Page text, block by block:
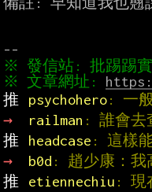
※ 文章網址:
推
psychohero: 一
→
railman : 誰會去
推
headcase : 這樣
→
b0d : 趙少康：我
推
etiennechiu : 現